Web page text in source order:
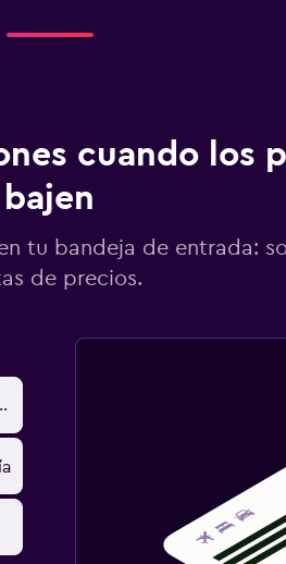
cuando los
bajen
tu bandeja de entrada:
de precios.